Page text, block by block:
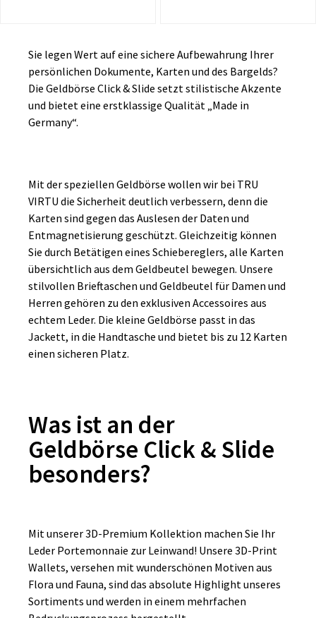
Sie legen Wert auf eine sichere Aufbewahrung Ihrer
persönlichen Dokumente, Karten und des Bargelds?
Die Geldbörse Click & Slide setzt stilistische Akzente
und bietet eine erstklassige Qualität „Made in
Germany“.
Mit der speziellen Geldbörse wollen wir bei TRU
VIRTU die Sicherheit deutlich verbessern, denn die
Karten sind gegen das Auslesen der Daten und
Entmagnetisierung geschützt. Gleichzeitig können
Sie durch Betätigen eines Schiebereglers, alle Karten
übersichtlich aus dem Geldbeutel bewegen. Unsere
stilvollen Brieftaschen und Geldbeutel für Damen und
Herren gehören zu den exklusiven Accessoires aus
echtem Leder. Die kleine Geldbörse passt in das
Jackett, in die Handtasche und bietet bis zu 12 Karten
einen sicheren Platz.
Was ist an der
Geldbörse Click & Slide
besonders?
Mit unserer 3D-Premium Kollektion machen Sie Ihr
Leder Portemonnaie zur Leinwand! Unsere 3D-Print
Wallets, versehen mit wunderschönen Motiven aus
Flora und Fauna, sind das absolute Highlight unseres
Sortiments und werden in einem mehrfachen